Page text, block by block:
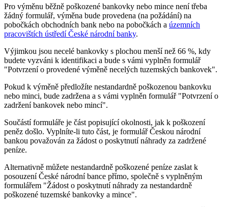
Pro výměnu běžně poškozené bankovky nebo mince není třeba
žádný formulář, výměna bude provedena (na požádání) na
pobočkách obchodních bank nebo na pobočkách a územních
pracovištích ústředí České národní banky.
Výjimkou jsou necelé bankovky s plochou menší než 66 %, kdy
budete vyzváni k identifikaci a bude s vámi vyplněn formulář
"Potvrzení o provedené výměně necelých tuzemských bankovek".
Pokud k výměně předložíte nestandardně poškozenou bankovku
nebo minci, bude zadržena a s vámi vyplněn formulář "Potvrzení o
zadržení bankovek nebo mincí".
Součástí formuláře je část popisující okolnosti, jak k poškození
peněz došlo. Vyplníte-li tuto část, je formulář Českou národní
bankou považován za žádost o poskytnutí náhrady za zadržené
peníze.
Alternativně můžete nestandardně poškozené peníze zaslat k
posouzení České národní bance přímo, společně s vyplněným
formulářem "Žádost o poskytnutí náhrady za nestandardně
poškozené tuzemské bankovky a mince".